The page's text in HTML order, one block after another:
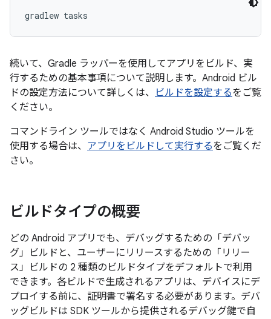
続いて、Gradle ラッパーを使用してアプリをビルド、実
行するための基本事項について説明します。Android ビル
ドの設定方法について詳しくは、
ビルドを設定するをご覧
ください。
コマンドライン ツールではなく Android Studio ツールを
使用する場合は、 アプリをビルドして実行するをご覧くだ
さい。
ビルドタイプの概要
どの Android アプリでも、デバッグするための「デバッ
グ」ビルドと、ユーザーにリリースするための「リリー
ス」ビルドの 2 種類のビルドタイプをデフォルトで利用
できます。 各ビルドで生成されるアプリは、デバイスにデ
プロイする前に、証明書で署名する必要があります。デバ
ッグビルドは SDK ツールから提供されるデバッグ鍵で自